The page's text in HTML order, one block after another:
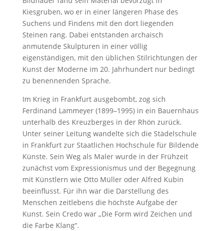
Kiesgruben, wo er in einer längeren Phase des
Suchens und Findens mit den dort liegenden
Steinen rang. Dabei entstanden archaisch
anmutende Skulpturen in einer völlig
eigenständigen, mit den üblichen Stilrichtungen der
Kunst der Moderne im 20. Jahrhundert nur bedingt
zu benennenden Sprache.
Im Krieg in Frankfurt ausgebombt, zog sich
Ferdinand Lammeyer (1899–1995) in ein Bauernhaus
unterhalb des Kreuzberges in der Rhön zurück.
Unter seiner Leitung wandelte sich die Städelschule
in Frankfurt zur Staatlichen Hochschule für Bildende
Künste. Sein Weg als Maler wurde in der Frühzeit
zunächst vom Expressionismus und der Begegnung
mit Künstlern wie Otto Müller oder Alfred Kubin
beeinflusst. Für ihn war die Darstellung des
Menschen zeitlebens die höchste Aufgabe der
Kunst. Sein Credo war „Die Form wird Zeichen und
die Farbe Klang“.